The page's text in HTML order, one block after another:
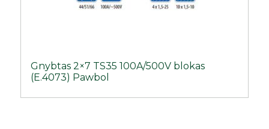
Gnybtas 2×7 TS35 100A/500V blokas
(E.4073) Pawbol